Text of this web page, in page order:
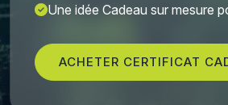
Une idée Cadeau sur mesure
ACHETER CERTIFICAT